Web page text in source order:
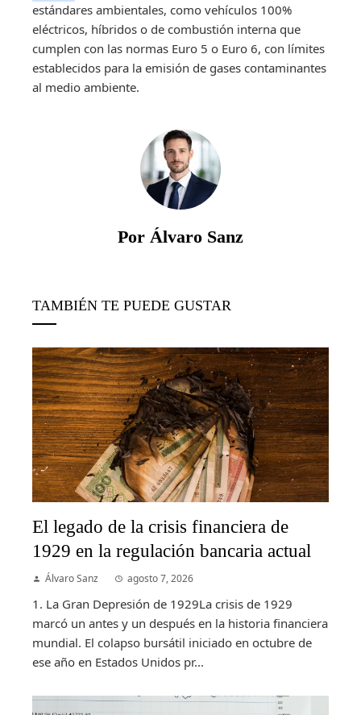
estándares ambientales, como vehículos 100%
eléctricos, híbridos o de combustión interna que
cumplen con las normas Euro 5 o Euro 6, con límites
establecidos para la emisión de gases contaminantes
al medio ambiente.
Por Álvaro Sanz
TAMBIÉN TE PUEDE GUSTAR
El legado de la crisis financiera de
1929 en la regulación bancaria actual
Álvaro Sanz agosto 7, 2026
1. La Gran Depresión de 1929La crisis de 1929
marcó un antes y un después en la historia financiera
mundial. El colapso bursátil iniciado en octubre de
ese año en Estados Unidos pr...